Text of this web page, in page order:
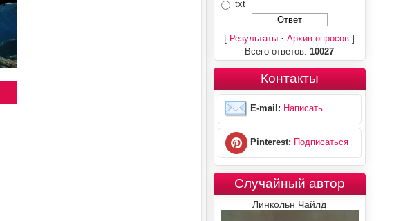
txt
[ Результаты ·Архив опросов ]
Всего ответов: 10027
Контакты
E-mail: Написать
Pinterest: Подписаться
Случайный автор
Линкольн Чайлд